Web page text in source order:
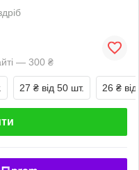
— 300 ₴
27 ₴ від 50 шт. 26 ₴